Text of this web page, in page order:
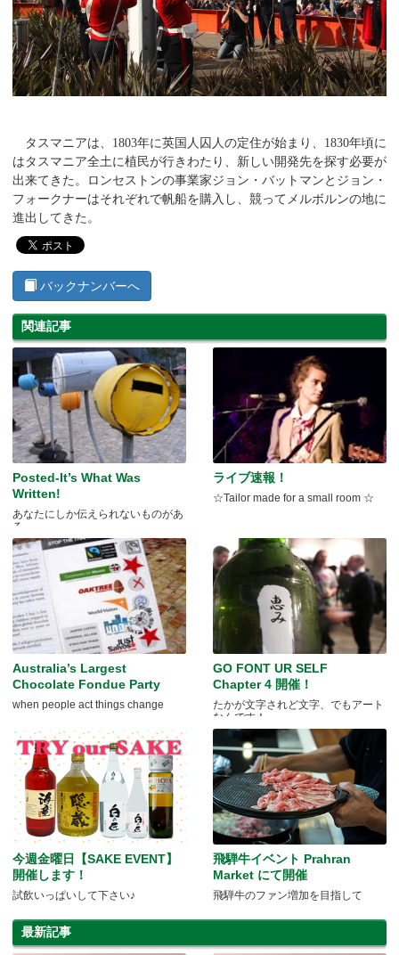
タスマニアは、1803年に英国人囚人の定住が始まり、1830年頃に
はタスマニア全土に植民が行きわたり、新しい開発先を探す必要が
出来てきた。ロンセストンの事業家ジョン・バットマンとジョン・
フォークナーはそれぞれで帆船を購入し、競ってメルボルンの地に
進出してきた。
バックナンバーへ
関連記事
Posted-It’s What Was
Written!
あなたにしか伝えられないものがあ
る。
ライブ速報！
☆Tailor made for a small room ☆
Australia’s Largest
Chocolate Fondue Party
when people act things change
GO FONT UR SELF
Chapter 4 開催！
たかが文字されど文字、でもアート
なんです！
今週金曜日【SAKE EVENT】
開催します！
試飲いっぱいして下さい♪
飛騨牛イベント Prahran
Market にて開催
飛騨牛のファン増加を目指して
最新記事